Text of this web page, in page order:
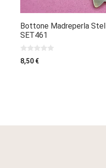
Bottone Madreperla
SET461
0
s
8,50 €